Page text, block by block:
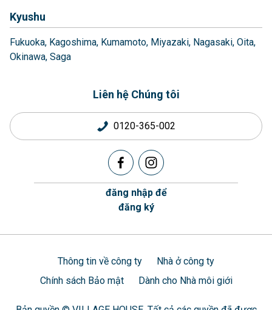
Kyushu
Fukuoka Kagoshima Kumamoto Miyazaki Nagasaki Oita
Okinawa Saga
Liên hệ Chúng tôi
0120-365-002
đăng nhập để
đăng ký
Thông tin về công ty
Nhà ở công ty
Chính sách Bảo mật
Dành cho Nhà môi giới